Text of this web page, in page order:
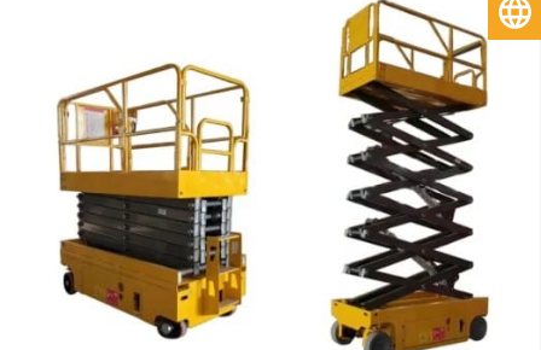
Bahasa Melayu